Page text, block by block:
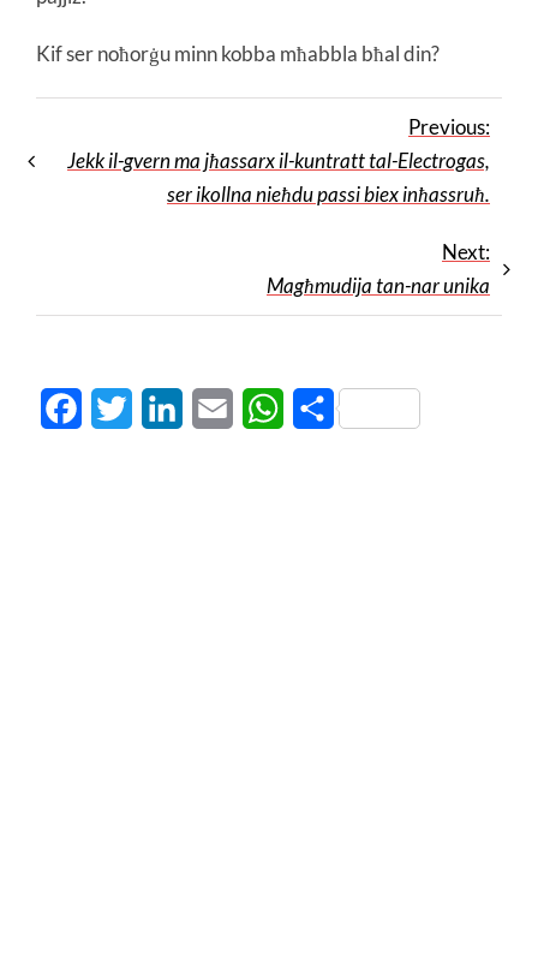
Kif ser noħorġu minn kobba mħabbla bħal din?
Previous:
Jekk il-gvern ma jħassarx il-kuntratt tal-Electrogas,
ser ikollna nieħdu passi biex inħassruħ.
Next:
Magħmudija tan-nar unika
FacebookTwitter LinkedInEmail WhatsApp
Share